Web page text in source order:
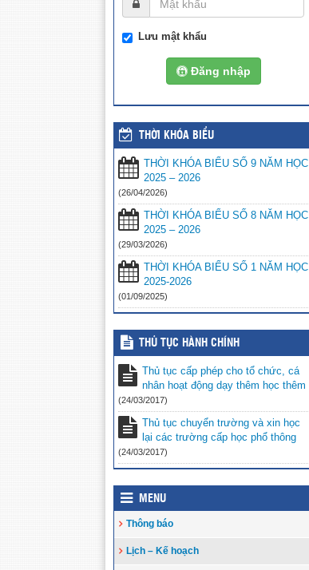
Lưu mật khẩu
Đăng nhập
THỜI KHÓA BIỂU
THỜI KHÓA BIỂU SỐ 9 NĂM HỌC
2025 – 2026
(26/04/2026)
THỜI KHÓA BIỂU SỐ 8 NĂM HỌC
2025 – 2026
(29/03/2026)
THỜI KHÓA BIỂU SỐ 1 NĂM HỌC
2025-2026
(01/09/2025)
THỦ TỤC HÀNH CHÍNH
Thủ tục cấp phép cho tổ chức, cá
nhân hoạt động dạy thêm học thêm
(24/03/2017)
Thủ tục chuyển trường và xin học
lại các trường cấp học phổ thông
(24/03/2017)
MENU
Thông báo
Lịch – Kế hoạch